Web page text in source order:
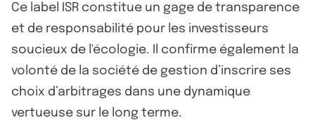
Ce label ISR constitue un gage de transparence
et de responsabilité pour les investisseurs
soucieux de l'écologie. Il confirme également la
volonté de la société de gestion d’inscrire ses
choix d’arbitrages dans une dynamique
vertueuse sur le long terme.